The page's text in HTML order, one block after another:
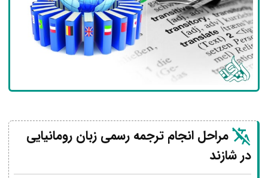
مراحل انجام ترجمه رسمی زبان رومانیایی
در شازند